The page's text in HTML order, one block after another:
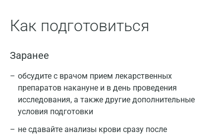
Как подготовиться
Заранее
обсудите с врачом прием лекарственных
препаратов накануне и в день проведения
исследования, а также другие дополнительные
условия подготовки
не сдавайте анализы крови сразу после